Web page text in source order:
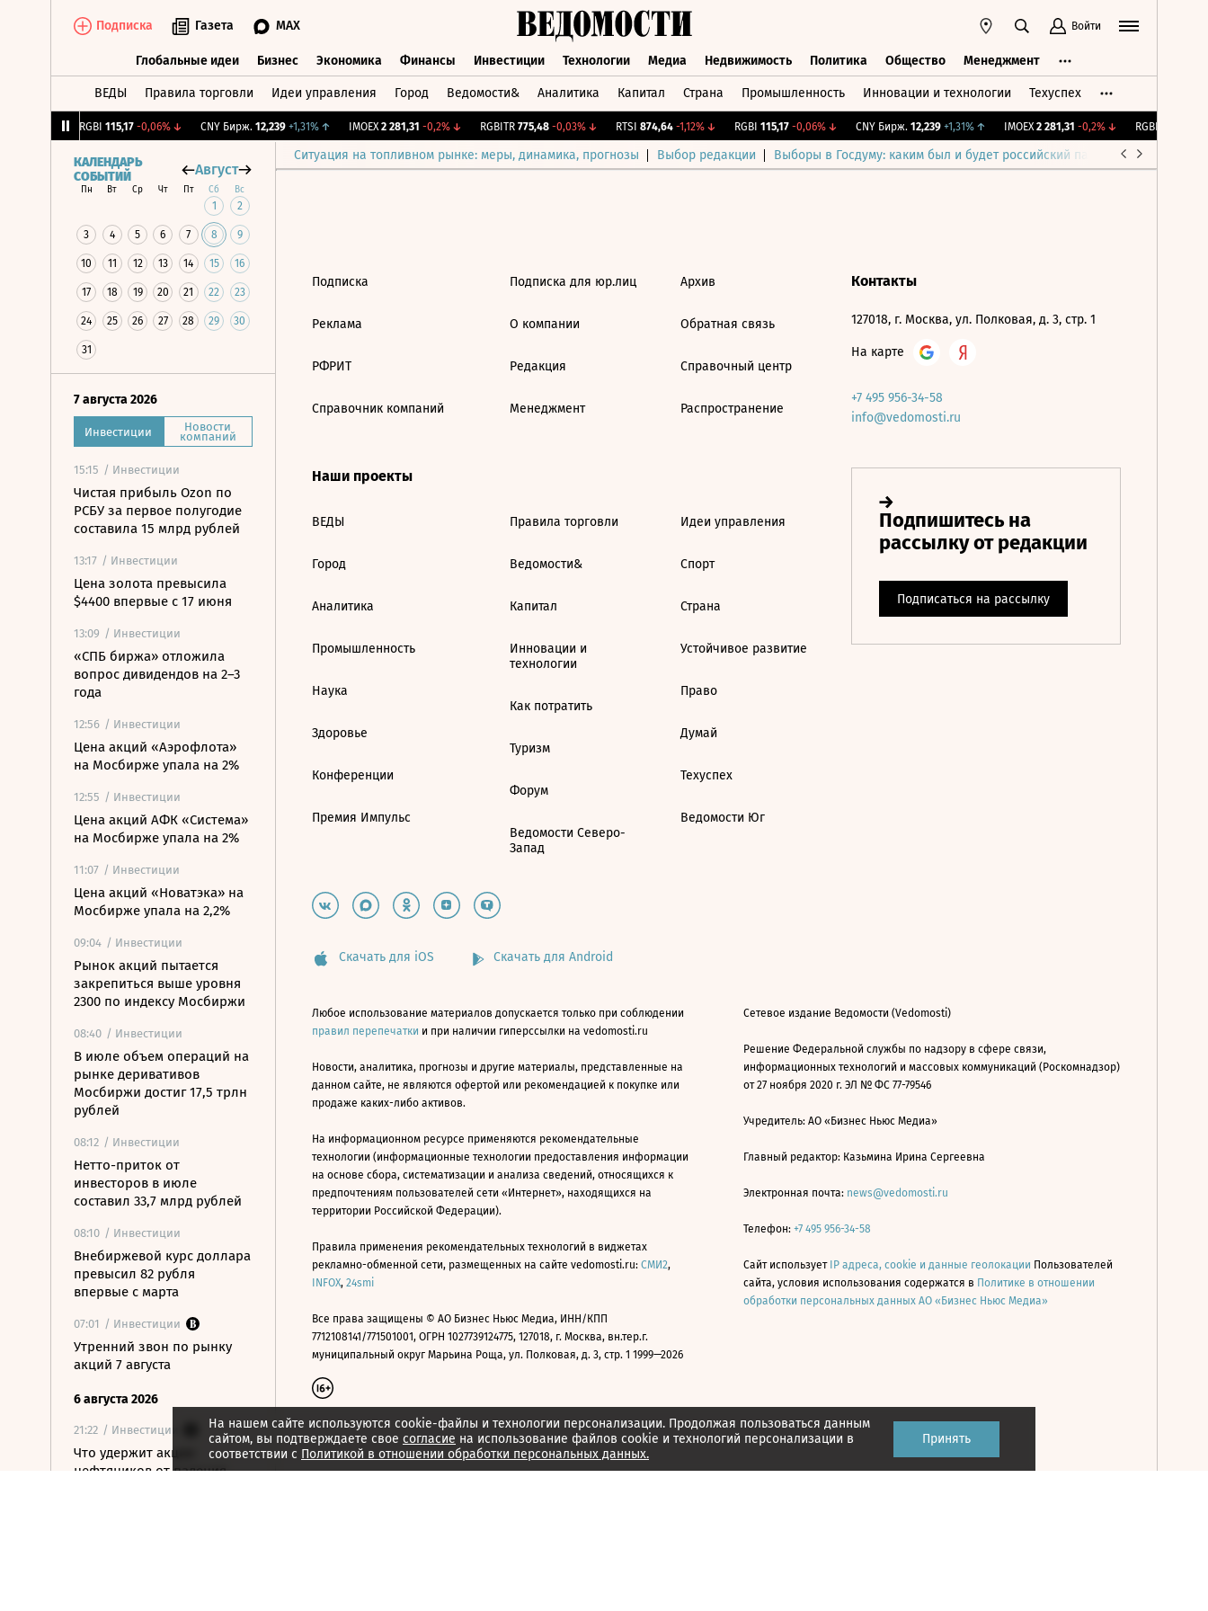
Подписка Газета MAX Войти
Глобальные идеи Бизнес Экономика Финансы Инвестиции Технологии Медиа Недвижимость Политика Общество Менеджмент
ВЕДЫ Правила торговли Идеи управления Город Ведомости& Аналитика Капитал Страна Промышленность Инновации и технологии Техуспех
RGBI 115,17 -0,06%↓ CNY Бирж. 12,239 +1,31%↑ IMOEX 2 281,31 -0,2%↓ RGBITR 775,48 -0,03%↓ RTSI 874,64 -1,12%↓ RGBI 115,17 -0,06%↓ CNY Бирж. 12,239 +1,31%↑ IMOEX 2 281,31 -0,2%↓ RGBITR
Ситуация на топливном рынке: меры, динамика, прогнозы Выбор редакции Выборы в Госдуму: каким был и будет российский парламент
КАЛЕНДАРЬ
СОБЫТИЙ
Август
Пн Вт Ср Чт Пт Сб Вс
1 2
3 4 5 6 7 8 9
10 11 12 13 14 15 16
17 18 19 20 21 22 23
24 25 26 27 28 29 30
31
7 августа 2026
Инвестиции Новости
компаний
15:15 / Инвестиции
Чистая прибыль Ozon по
РСБУ за первое полугодие
составила 15 млрд рублей
13:17 / Инвестиции
Цена золота превысила
$4400 впервые с 17 июня
13:09 / Инвестиции
«СПБ биржа» отложила
вопрос дивидендов на 2–3
года
12:56 / Инвестиции
Цена акций «Аэрофлота»
на Мосбирже упала на 2%
12:55 / Инвестиции
Цена акций АФК «Система»
на Мосбирже упала на 2%
11:07 / Инвестиции
Цена акций «Новатэка» на
Мосбирже упала на 2,2%
09:04 / Инвестиции
Рынок акций пытается
закрепиться выше уровня
2300 по индексу Мосбиржи
08:40 / Инвестиции
В июле объем операций на
рынке деривативов
Мосбиржи достиг 17,5 трлн
рублей
08:12 / Инвестиции
Нетто-приток от
инвесторов в июле
составил 33,7 млрд рублей
08:10 / Инвестиции
Внебиржевой курс доллара
превысил 82 рубля
впервые с марта
07:01 / Инвестиции
Утренний звон по рынку
акций 7 августа
6 августа 2026
21:22 / Инвестиции
Что удержит акции
нефтяников от падения
На нашем сайте используются cookie-файлы и технологии персонализации. Продолжая пользоваться данным
сайтом, вы подтверждаете свое согласие на использование файлов cookie и технологий персонализации в
соответствии с Политикой в отношении обработки персональных данных.
Принять
Подписка
Реклама
РФРИТ
Справочник компаний
Подписка для юр.лиц
О компании
Редакция
Менеджмент
Архив
Обратная связь
Справочный центр
Распространение
Наши проекты
ВЕДЫ
Город
Аналитика
Промышленность
Наука
Здоровье
Конференции
Премия Импульс
Правила торговли
Ведомости&
Капитал
Инновации и
технологии
Как потратить
Туризм
Форум
Ведомости Северо-
Запад
Идеи управления
Спорт
Страна
Устойчивое развитие
Право
Думай
Техуспех
Ведомости Юг
Контакты
127018, г. Москва, ул. Полковая, д. 3, стр. 1
На карте
+7 495 956-34-58
info@vedomosti.ru
Скачать для iOS Скачать для Android
Любое использование материалов допускается только при соблюдении
правил перепечатки и при наличии гиперссылки на vedomosti.ru
Новости, аналитика, прогнозы и другие материалы, представленные на
данном сайте, не являются офертой или рекомендацией к покупке или
продаже каких-либо активов.
На информационном ресурсе применяются рекомендательные
технологии (информационные технологии предоставления информации
на основе сбора, систематизации и анализа сведений, относящихся к
предпочтениям пользователей сети «Интернет», находящихся на
территории Российской Федерации).
Правила применения рекомендательных технологий в виджетах
рекламно-обменной сети, размещенных на сайте vedomosti.ru: СМИ2,
INFOX, 24smi
Все права защищены © АО Бизнес Ньюс Медиа, ИНН/КПП
7712108141/771501001, ОГРН 1027739124775, 127018, г. Москва, вн.тер.г.
муниципальный округ Марьина Роща, ул. Полковая, д. 3, стр. 1 1999—2026
Сетевое издание Ведомости (Vedomosti)
Решение Федеральной службы по надзору в сфере связи,
информационных технологий и массовых коммуникаций (Роскомнадзор)
от 27 ноября 2020 г. ЭЛ № ФС 77-79546
Учредитель: АО «Бизнес Ньюс Медиа»
Главный редактор: Казьмина Ирина Сергеевна
Электронная почта: news@vedomosti.ru
Телефон: +7 495 956-34-58
Сайт использует IP адреса, cookie и данные геолокации Пользователей
сайта, условия использования содержатся в Политике в отношении
обработки персональных данных АО «Бизнес Ньюс Медиа»